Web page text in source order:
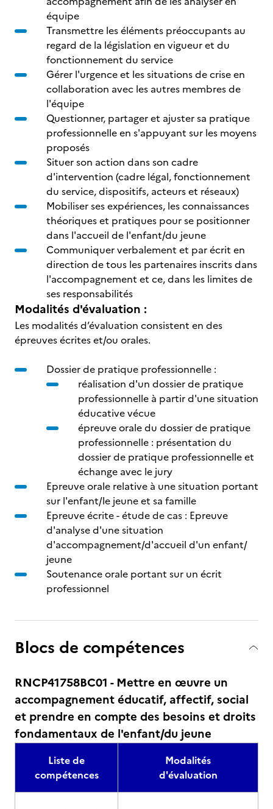
équipe
Transmettre les éléments préoccupants au
regard de la législation en vigueur et du
fonctionnement du service
Gérer l'urgence et les situations de crise en
collaboration avec les autres membres de
l'équipe
Questionner, partager et ajuster sa pratique
professionnelle en s'appuyant sur les moyens
proposés
Situer son action dans son cadre
d'intervention (cadre légal, fonctionnement
du service, dispositifs, acteurs et réseaux)
Mobiliser ses expériences, les connaissances
théoriques et pratiques pour se positionner
dans l'accueil de l'enfant/du jeune
Communiquer verbalement et par écrit en
direction de tous les partenaires inscrits dans
l'accompagnement et ce, dans les limites de
ses responsabilités
Modalités d'évaluation :
Les modalités d’évaluation consistent en des
épreuves écrites et/ou orales.
Dossier de pratique professionnelle :
réalisation d'un dossier de pratique
professionnelle à partir d'une situation
éducative vécue
épreuve orale du dossier de pratique
professionnelle : présentation du
dossier de pratique professionnelle et
échange avec le jury
Epreuve orale relative à une situation portant
sur l'enfant/le jeune et sa famille
Epreuve écrite - étude de cas : Epreuve
d'analyse d'une situation
d'accompagnement/d'accueil d'un enfant/
jeune
Soutenance orale portant sur un écrit
professionnel
Blocs de compétences
RNCP41758BC01 - Mettre en œuvre un
accompagnement éducatif, affectif, social
et prendre en compte des besoins et droits
fondamentaux de l'enfant/du jeune
Liste de
compétences
Modalités
d'évaluation